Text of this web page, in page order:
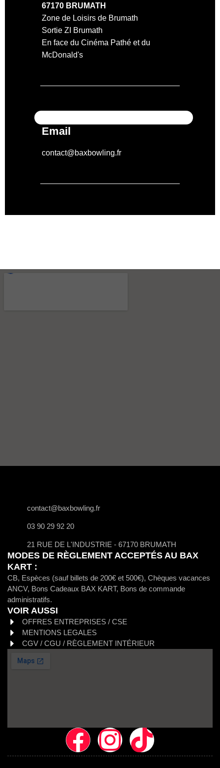
67170 BRUMATH
Zone de Loisirs de Brumath
Sortie ZI Brumath
En face du Cinéma Pathé et du
McDonald's
Email
contact@baxbowling.fr
contact@baxbowling.fr
03 90 29 92 20
21 RUE DE L'INDUSTRIE - 67170 BRUMATH
MODES DE RÈGLEMENT ACCEPTÉS AU BAX
KART :
CB, Espèces (sauf billets de 200€ et 500€), Chèques vacances
ANCV, Bons Cadeaux BAX KART, Bons de commande
administratifs.
VOIR AUSSI
OFFRES ENTREPRISES / CSE
MENTIONS LEGALES
CGV / CGU / RÈGLEMENT INTÉRIEUR